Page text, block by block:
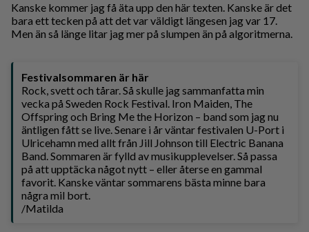
Kanske kommer jag få äta upp den här texten. Kanske är det
bara ett tecken på att det var väldigt längesen jag var 17.
Men än så länge litar jag mer på slumpen än på algoritmerna.
Festivalsommaren är här
Rock, svett och tårar. Så skulle jag sammanfatta min
vecka på Sweden Rock Festival. Iron Maiden, The
Offspring och Bring Me the Horizon – band som jag nu
äntligen fått se live. Senare i år väntar festivalen U-Port i
Ulricehamn med allt från Jill Johnson till Electric Banana
Band. Sommaren är fylld av musikupplevelser. Så passa
på att upptäcka något nytt – eller återse en gammal
favorit. Kanske väntar sommarens bästa minne bara
några mil bort.
/Matilda